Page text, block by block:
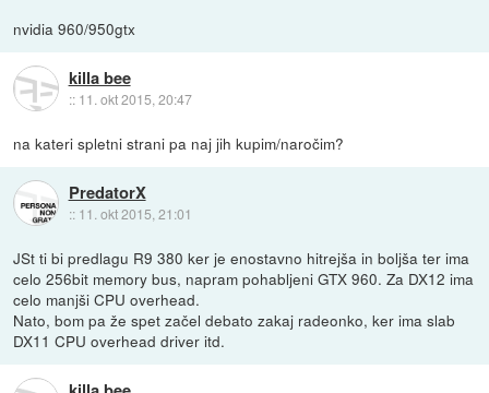
nvidia 960/950gtx
killa bee
:: 11. okt 2015, 20:47
na kateri spletni strani pa naj jih kupim/naročim?
PredatorX
:: 11. okt 2015, 21:01
JSt ti bi predlagu R9 380 ker je enostavno hitrejša in boljša ter ima
celo 256bit memory bus, napram pohabljeni GTX 960. Za DX12 ima
celo manjši CPU overhead.
Nato, bom pa že spet začel debato zakaj radeonko, ker ima slab
DX11 CPU overhead driver itd.